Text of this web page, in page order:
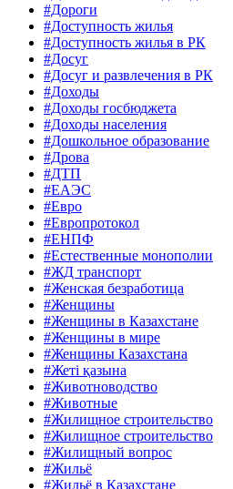
#Дороги
#Доступность жилья
#Доступность жилья в РК
#Досуг
#Досуг и развлечения в РК
#Доходы
#Доходы госбюджета
#Доходы населения
#Дошкольное образование
#Дрова
#ДТП
#ЕАЭС
#Евро
#Европротокол
#ЕНПФ
#Естественные монополии
#ЖД транспорт
#Женская безработица
#Женщины
#Женщины в Казахстане
#Женщины в мире
#Женщины Казахстана
#Жеті қазына
#Животноводство
#Животные
#Жилищное строительство
#Жилищное строительство
#Жилищный вопрос
#Жильё
#Жильё в Казахстане